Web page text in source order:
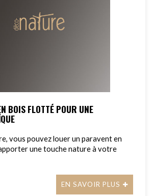
BOIS FLOTTÉ POUR UNE
vous pouvez louer un paravent en
une touche nature à votre
EN SAVOIR PLUS